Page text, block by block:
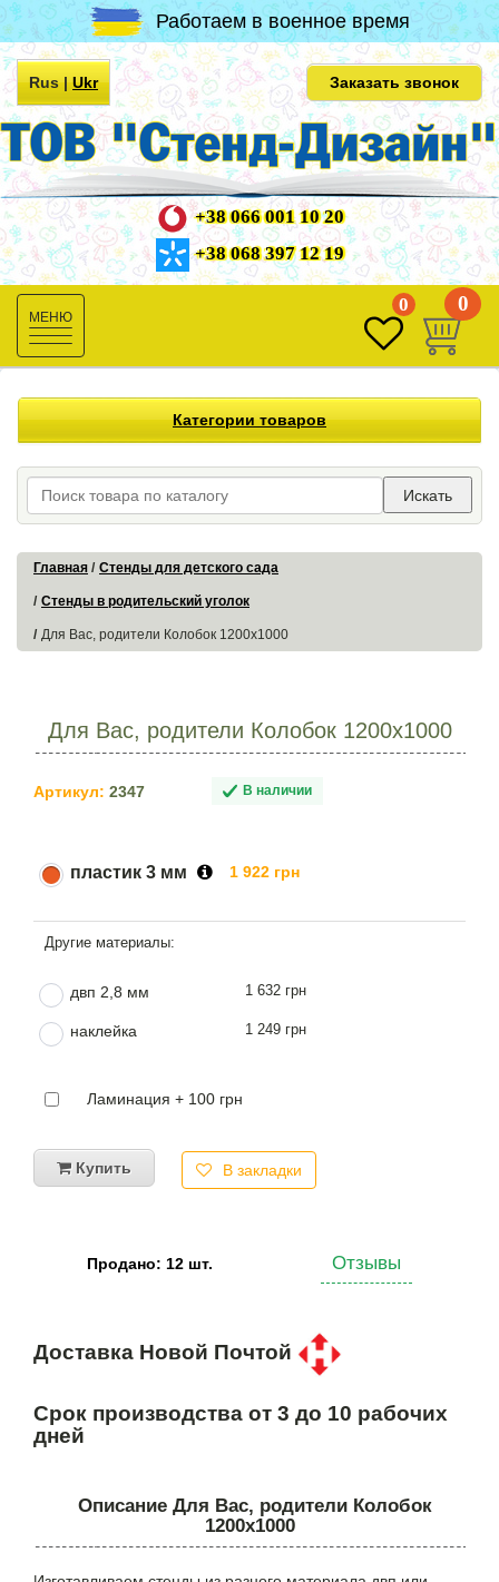
Работаем в военное время
Rus|Ukr Заказать звонок
+38 066 001 10 20
+38 068 397 12 19
Toggle
navigation
0 0
Категории товаров
Искать
Главная Стенды для детского сада
Стенды в родительский уголок
Для Вас, родители Колобок 1200х1000
Для Вас, родители Колобок 1200х1000
Артикул: 2347 В наличии
пластик 3 мм 1 922 грн
двп 2,8 мм 1 632 грн
наклейка 1 249 грн
Ламинация + 100 грн
Купить В закладки
Продано: 12 шт. Отзывы
Доставка Новой Почтой
Срок производства от 3 до 10 рабочих
дней
Описание Для Вас, родители Колобок
1200х1000